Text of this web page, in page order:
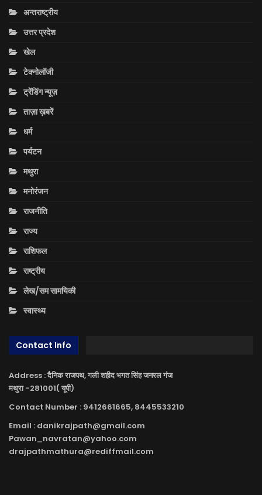
अन्तराष्ट्रीय
उत्तर प्रदेश
खेल
टेक्नोलॉजी
ट्रेंडिंग न्यूज़
ताज़ा ख़बरें
धर्म
पर्यटन
मथुरा
मनोरंजन
राजनीति
राज्य
राशिफल
राष्ट्रीय
लेख/सम सामयिकी
स्वास्थ्य
Contact Info
Address : दैनिक राजपथ, गली शहीद भगत सिंह जनरल गंज
मथुरा -281001( यूपी)
Contact Number : 9412661665, 8445533210
Email : danikrajpath@gmail.com
Pawan_navratan@yahoo.com
drajpathmathura@rediffmail.com